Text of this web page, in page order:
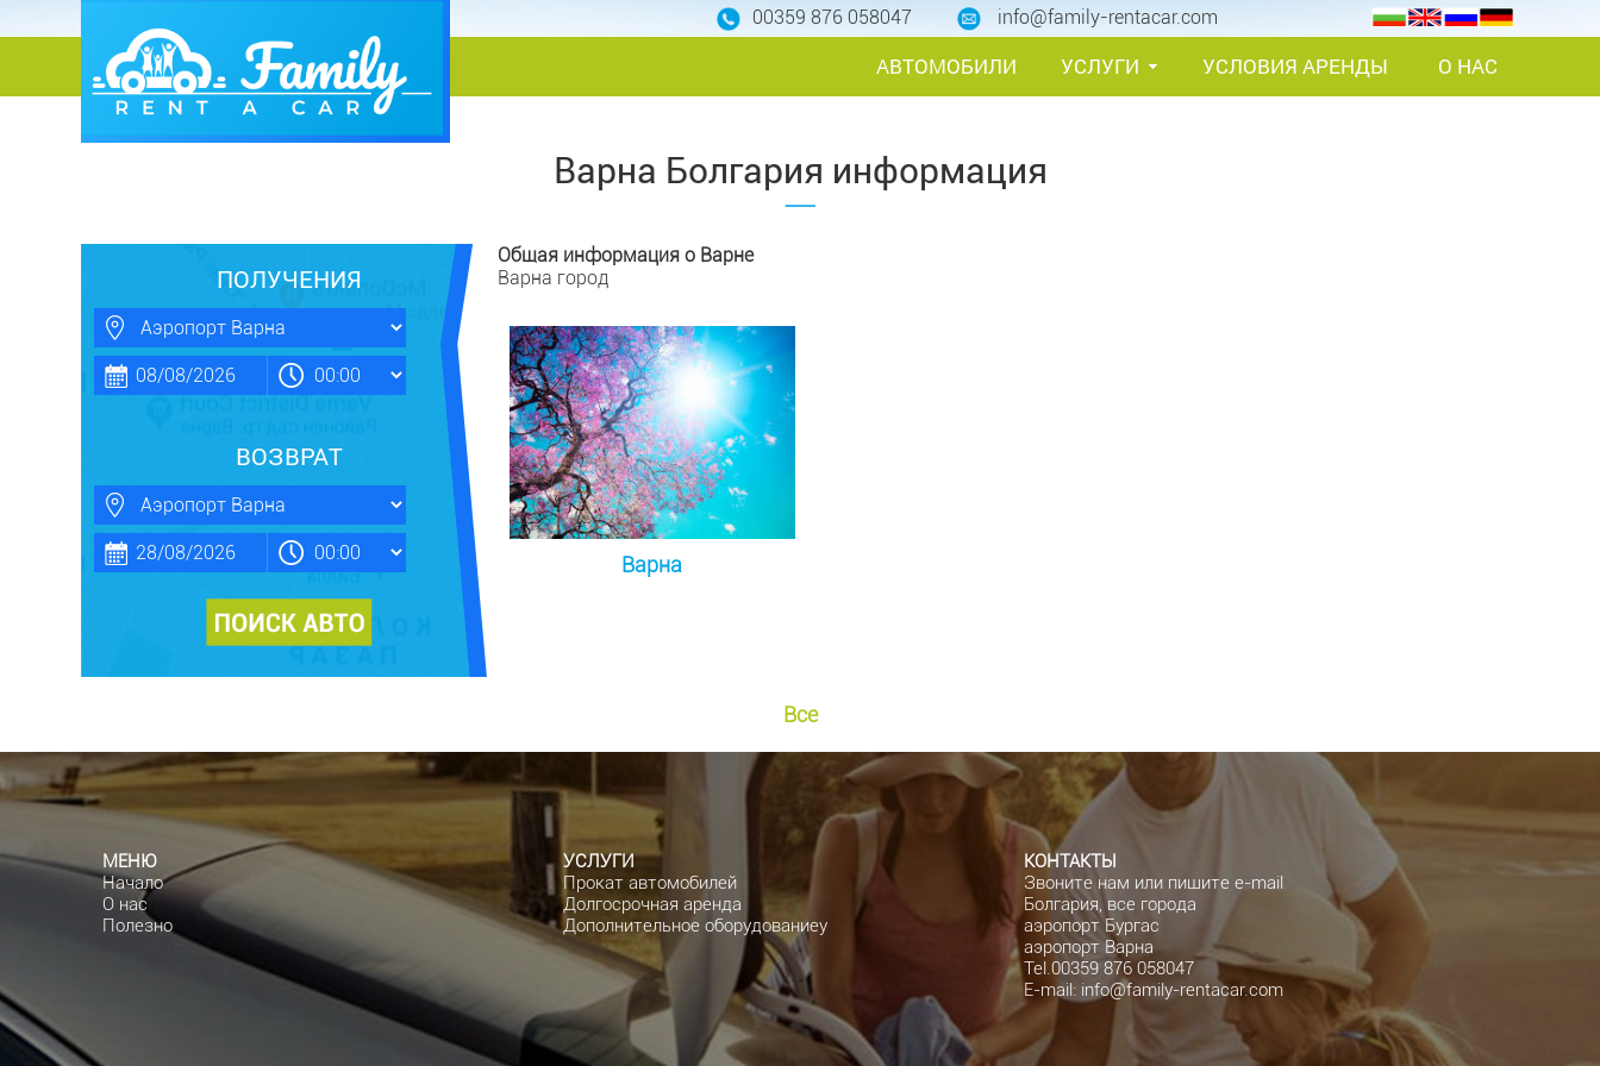
00359 876 058047 info@family-rentacar.com
АВТОМОБИЛИ УСЛУГИ УСЛОВИЯ АРЕНДЫ О НАС
Варна Болгария информация
ПОЛУЧЕНИЯ
ВОЗВРАТ
Общая информация о Варне
Варна город
Варна
Все
МЕНЮ
Начало
О нас
Полезно
УСЛУГИ
Прокат автомобилей
Долгосрочная аренда
Дополнительное оборудованиеу
КОНТАКТЫ
Звоните нам или пишите e-mail
Болгария, все города
аэропорт Бургас
аэропорт Варна
Tel.00359 876 058047
E-mail: info@family-rentacar.com